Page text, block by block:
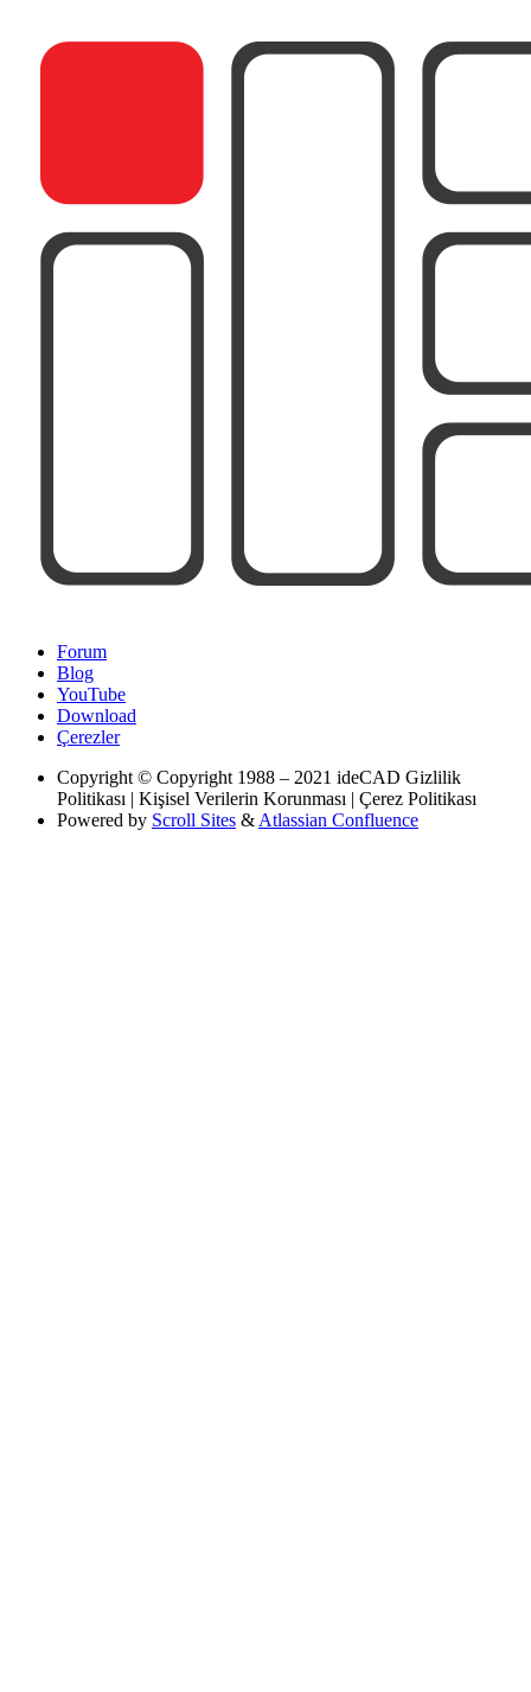
Forum
Blog
YouTube
Download
Çerezler
Copyright © Copyright 1988 – 2021 ideCAD Gizlilik
Politikası | Kişisel Verilerin Korunması | Çerez Politikası
Powered by Scroll Sites & Atlassian Confluence